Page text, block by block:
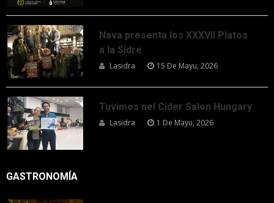
Nava presenta los XXXVII Platos
a la Sidre
Lasidra 15 De Mayu, 2026
Tuvimos nel Cider Salon Hungary
Lasidra 1 De Mayu, 2026
GASTRONOMÍA